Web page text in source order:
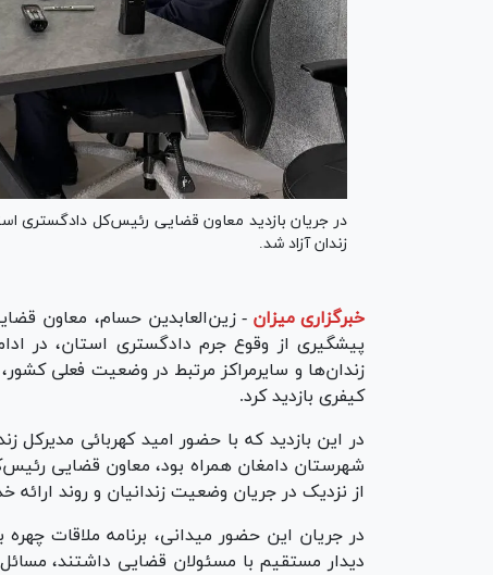
در جریان بازدید معاون قضایی رئیس‌کل دادگستری
زندان آزاد شد.
خبرگزاری میزان - زین‌العابدین حسام، معاون
پیشگیری از وقوع جرم دادگستری استان، در
زندان‌ها و سایرمراکز مرتبط در وضعیت فعلی
کیفری بازدید کرد.
در این بازدید که با حضور امید کهربائی
شهرستان دامغان همراه بود، معاون قضایی
از نزدیک در جریان وضعیت زندانیان و روند
در جریان این حضور میدانی، برنامه ملاقات چهره
دیدار مستقیم با مسئولان قضایی داشتند،